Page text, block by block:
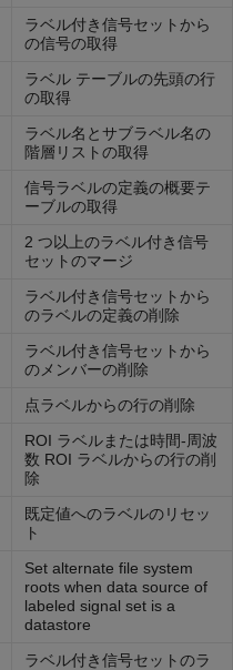
ラベル付き信号セットから
の信号の取得
ラベル テーブルの先頭の行
の取得
ラベル名とサブラベル名の
階層リストの取得
信号ラベルの定義の概要テ
ーブルの取得
2 つ以上のラベル付き信号
セットのマージ
ラベル付き信号セットから
のラベルの定義の削除
ラベル付き信号セットから
のメンバーの削除
点ラベルからの行の削除
ROI ラベルまたは時間-周波
数 ROI ラベルからの行の削
除
既定値へのラベルのリセッ
ト
Set alternate file system
roots when data source of
labeled signal set is a
datastore
ラベル付き信号セットのラ